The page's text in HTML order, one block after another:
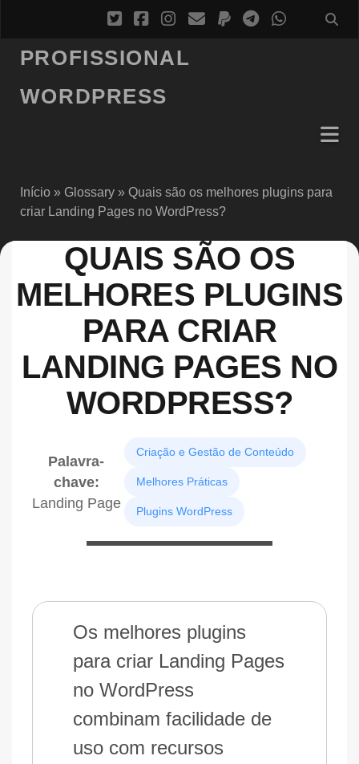
PROFISSIONAL
WORDPRESS
Início» Glossary» Quais são os melhores plugins para
criar Landing Pages no WordPress?
QUAIS SÃO OS
MELHORES PLUGINS
PARA CRIAR
LANDING PAGES NO
WORDPRESS?
Palavra-
chave:
Landing Page
Criação e Gestão de Conteúdo
Melhores Práticas
Plugins WordPress
Os melhores plugins
para criar Landing Pages
no WordPress
combinam facilidade de
uso com recursos